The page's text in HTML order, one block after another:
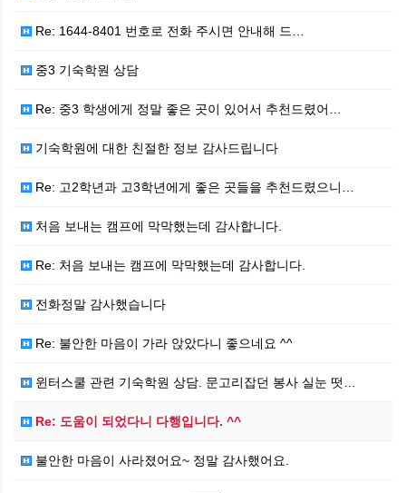
Re: 1644-8401 번호로 전화 주시면 안내해 드…
중3 기숙학원 상담
Re: 중3 학생에게 정말 좋은 곳이 있어서 추천드렸어…
기숙학원에 대한 친절한 정보 감사드립니다
Re: 고2학년과 고3학년에게 좋은 곳들을 추천드렸으니…
처음 보내는 캠프에 막막했는데 감사합니다.
Re: 처음 보내는 캠프에 막막했는데 감사합니다.
전화정말 감사했습니다
Re: 불안한 마음이 가라 앉았다니 좋으네요 ^^
윈터스쿨 관련 기숙학원 상담. 문고리잡던 봉사 실눈 떳…
Re: 도움이 되었다니 다행입니다. ^^
불안한 마음이 사라졌어요~ 정말 감사했어요.